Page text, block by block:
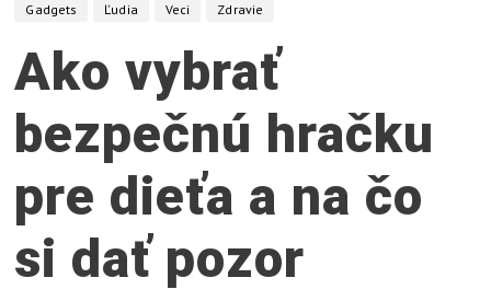
ž
e
,
v
y
s
v
e
Gadgets Ľudia Veci Zdravie
Ako vybrať
bezpečnú hračku
pre dieťa a na čo
si dať pozor